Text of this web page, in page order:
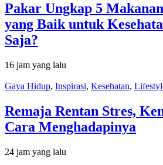
Pakar Ungkap 5
yang Baik untuk
Saja?
16 jam yang lalu
Gaya Hidup, Inspirasi, Kesehatan,
Remaja Rentan Stres,
Cara Menghadapinya
24 jam yang lalu